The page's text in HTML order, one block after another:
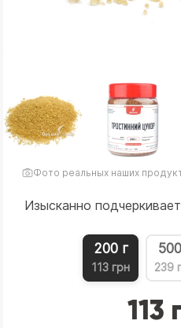
Фото реальных наших
Изысканно
200 г
113 грн 239
113